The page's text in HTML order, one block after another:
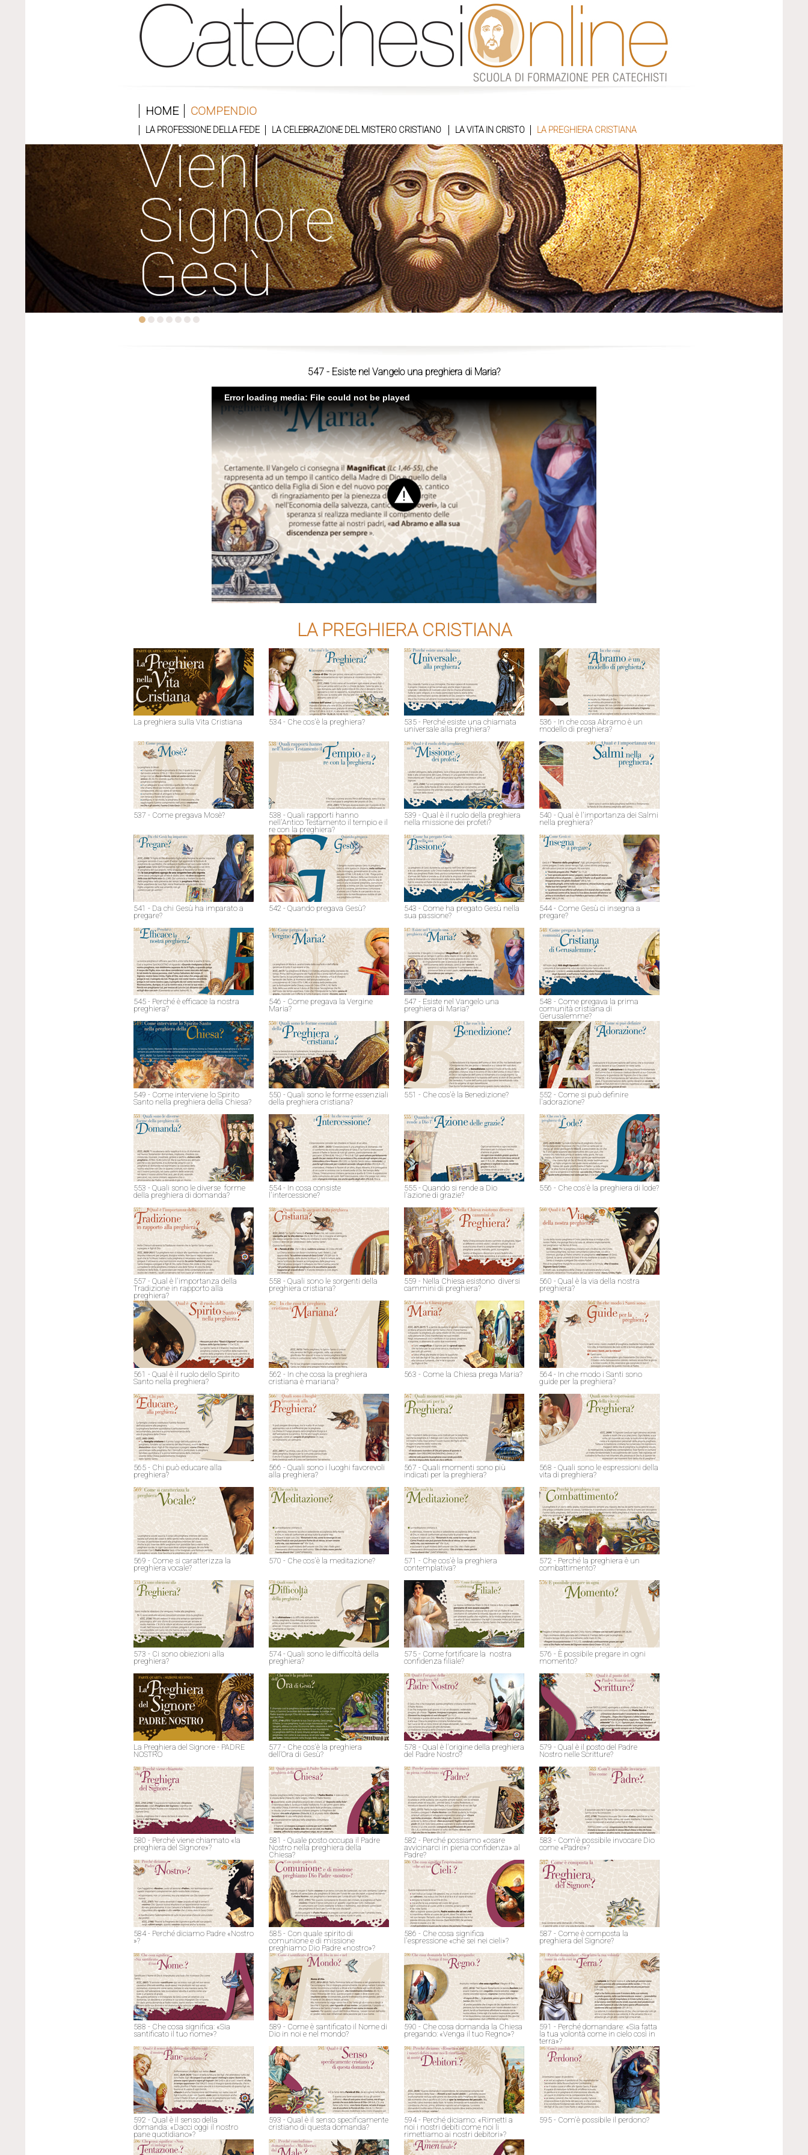
HOME COMPENDIO
LA PROFESSIONE DELLA FEDE LA CELEBRAZIONE DEL MISTERO CRISTIANO LA VITA IN CRISTO LA PREGHIERA CRISTIANA
Vieni
Signore
Gesù
547 - Esiste nel Vangelo una preghiera di Maria?
Error loading media: File could not be played
LA PREGHIERA CRISTIANA
La preghiera sulla Vita Cristiana 534 - Che cos'è la preghiera?
535 - Perché esiste una chiamata
universale alla preghiera?
536 - In che cosa Abramo è un
modello di preghiera?
537 - Come pregava Mosè?
538 - Quali rapporti hanno
nell'Antico Testamento il tempio e il
re con la preghiera?
539 - Qual è il ruolo della preghiera
nella missione dei profeti?
540 - Qual è l'importanza dei Salmi
nella preghiera?
541 - Da chi Gesù ha imparato a
pregare?
542 - Quando pregava Gesù?
543 - Come ha pregato Gesù nella
sua passione?
544 - Come Gesù ci insegna a
pregare?
545 - Perché è efficace la nostra
preghiera?
546 - Come pregava la Vergine
Maria?
547 - Esiste nel Vangelo una
preghiera di Maria?
548 - Come pregava la prima
comunità cristiana di
Gerusalemme?
549 - Come interviene lo Spirito
Santo nella preghiera della Chiesa?
550 - Quali sono le forme essenziali
della preghiera cristiana?
551 - Che cos'è la Benedizione?
552 - Come si può definire
l'adorazione?
553 - Quali sono le diverse forme
della preghiera di domanda?
554 - In cosa consiste
l'intercessione?
555 - Quando si rende a Dio
l'azione di grazie?
556 - Che cos'è la preghiera di lode?
557 - Qual è l'importanza della
Tradizione in rapporto alla
preghiera?
558 - Quali sono le sorgenti della
preghiera cristiana?
559 - Nella Chiesa esistono diversi
cammini di preghiera?
560 - Qual è la via della nostra
preghiera?
561 - Qual è il ruolo dello Spirito
Santo nella preghiera?
562 - In che cosa la preghiera
cristiana è mariana?
563 - Come la Chiesa prega Maria?
564 - In che modo i Santi sono
guide per la preghiera?
565 - Chi può educare alla
preghiera?
566 - Quali sono i luoghi favorevoli
alla preghiera?
567 - Quali momenti sono più
indicati per la preghiera?
568 - Quali sono le espressioni della
vita di preghiera?
569 - Come si caratterizza la
preghiera vocale?
570 - Che cos'è la meditazione?
571 - Che cos'è la preghiera
contemplativa?
572 - Perché la preghiera è un
combattimento?
573 - Ci sono obiezioni alla
preghiera?
574 - Quali sono le difficoltà della
preghiera?
575 - Come fortificare la nostra
confidenza filiale?
576 - È possibile pregare in ogni
momento?
La Preghiera del Signore - PADRE
NOSTRO
577 - Che cos'è la preghiera
dell’Ora di Gesù?
578 - Qual è l'origine della preghiera
del Padre Nostro?
579 - Qual è il posto del Padre
Nostro nelle Scritture?
580 - Perché viene chiamato «la
preghiera del Signore»?
581 - Quale posto occupa il Padre
Nostro nella preghiera della
Chiesa?
582 - Perché possiamo «osare
avvicinarci in piena confidenza» al
Padre?
583 - Com'è possibile invocare Dio
come «Padre»?
584 - Perché diciamo Padre «Nostro
»?
585 - Con quale spirito di
comunione e di missione
preghiamo Dio Padre «nostro»?
586 - Che cosa significa
l'espressione «che sei nei cieli»?
587 - Come è composta la
preghiera del Signore?
588 - Che cosa significa: «Sia
santificato il tuo nome»?
589 - Come è santificato il Nome di
Dio in noi e nel mondo?
590 - Che cosa domanda la Chiesa
pregando: «Venga il tuo Regno»?
591 - Perché domandare: «Sia fatta
la tua volontà come in cielo così in
terra»?
592 - Qual è il senso della
domanda: «Dacci oggi il nostro
pane quotidiano»?
593 - Qual è il senso specificamente
cristiano di questa domanda?
594 - Perché diciamo: «Rimetti a
noi i nostri debiti come noi li
rimettiamo ai nostri debitori»?
595 - Com'è possibile il perdono?